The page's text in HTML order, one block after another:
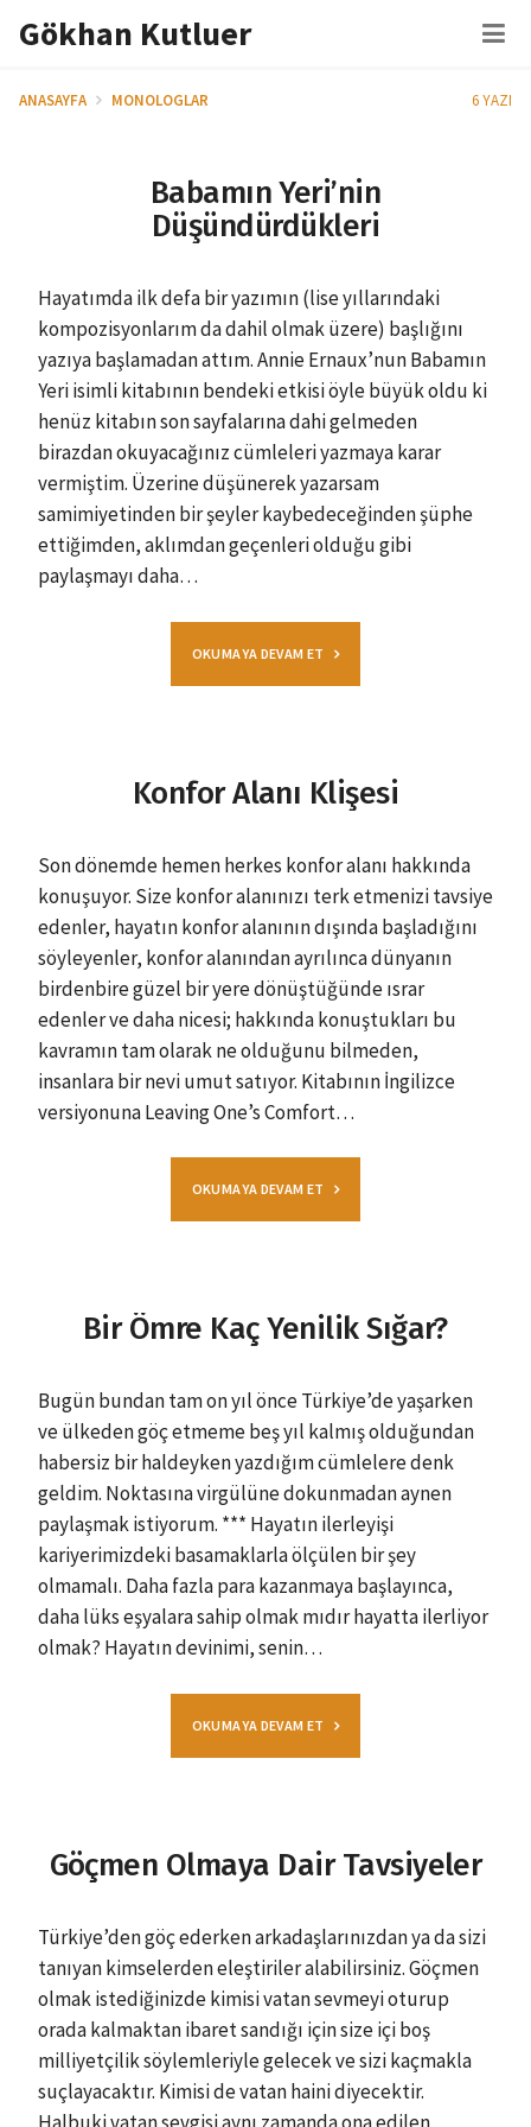
atlaGökhan Kutluer
ANASAYFA MONOLOGLAR 6 YAZI
Babamın Yeri’nin
Düşündürdükleri
Hayatımda ilk defa bir yazımın (lise yıllarındaki
kompozisyonlarım da dahil olmak üzere) başlığını
yazıya başlamadan attım. Annie Ernaux’nun Babamın
Yeri isimli kitabının bendeki etkisi öyle büyük oldu ki
henüz kitabın son sayfalarına dahi gelmeden
birazdan okuyacağınız cümleleri yazmaya karar
vermiştim. Üzerine düşünerek yazarsam
samimiyetinden bir şeyler kaybedeceğinden şüphe
ettiğimden, aklımdan geçenleri olduğu gibi
paylaşmayı daha…
OKUMAYA DEVAM ET
Konfor Alanı Klişesi
Son dönemde hemen herkes konfor alanı hakkında
konuşuyor. Size konfor alanınızı terk etmenizi tavsiye
edenler, hayatın konfor alanının dışında başladığını
söyleyenler, konfor alanından ayrılınca dünyanın
birdenbire güzel bir yere dönüştüğünde ısrar
edenler ve daha nicesi; hakkında konuştukları bu
kavramın tam olarak ne olduğunu bilmeden,
insanlara bir nevi umut satıyor. Kitabının İngilizce
versiyonuna Leaving One’s Comfort…
OKUMAYA DEVAM ET
Bir Ömre Kaç Yenilik Sığar?
Bugün bundan tam on yıl önce Türkiye’de yaşarken
ve ülkeden göç etmeme beş yıl kalmış olduğundan
habersiz bir haldeyken yazdığım cümlelere denk
geldim. Noktasına virgülüne dokunmadan aynen
paylaşmak istiyorum. *** Hayatın ilerleyişi
kariyerimizdeki basamaklarla ölçülen bir şey
olmamalı. Daha fazla para kazanmaya başlayınca,
daha lüks eşyalara sahip olmak mıdır hayatta ilerliyor
olmak? Hayatın devinimi, senin…
OKUMAYA DEVAM ET
Göçmen Olmaya Dair Tavsiyeler
Türkiye’den göç ederken arkadaşlarınızdan ya da sizi
tanıyan kimselerden eleştiriler alabilirsiniz. Göçmen
olmak istediğinizde kimisi vatan sevmeyi oturup
orada kalmaktan ibaret sandığı için size içi boş
milliyetçilik söylemleriyle gelecek ve sizi kaçmakla
suçlayacaktır. Kimisi de vatan haini diyecektir.
Halbuki vatan sevgisi aynı zamanda ona edilen